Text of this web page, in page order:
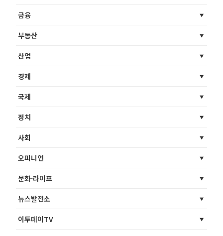
금융
부동산
산업
경제
국제
정치
사회
오피니언
문화·라이프
뉴스발전소
이투데이TV